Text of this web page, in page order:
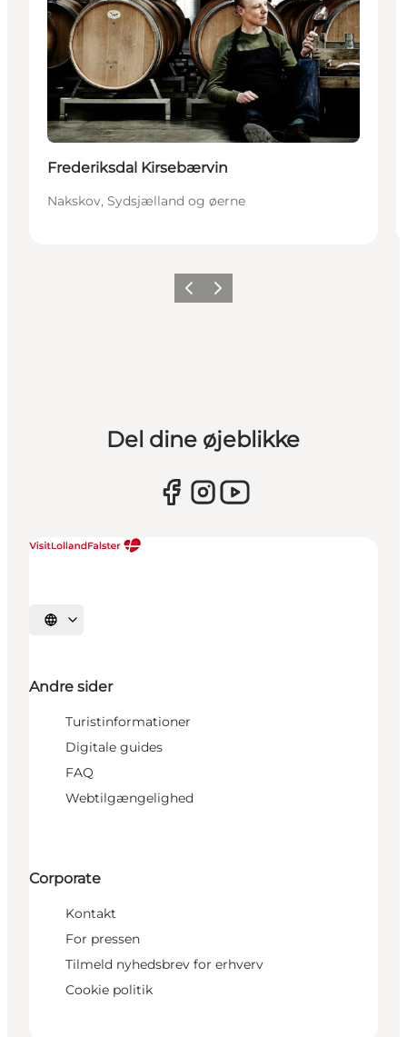
Frederiksdal Kirsebærvin
Nakskov, Sydsjælland og øerne
ForrigeNæste
Del dine øjeblikke
Vælg sprog
Andre sider
Turistinformationer
Digitale guides
FAQ
Webtilgængelighed
Corporate
Kontakt
For pressen
Tilmeld nyhedsbrev for erhverv
Cookie politik